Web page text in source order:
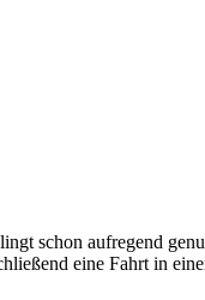
schon aufregend
eine Fahrt in